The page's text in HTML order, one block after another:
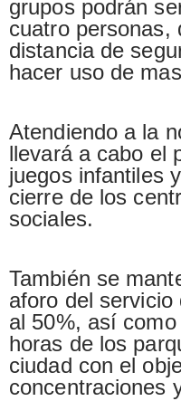
grupos podrán
cuatro personas,
distancia de
hacer uso de
Atendiendo a la
llevará a cabo el
juegos infantiles
cierre de los
sociales.
También se
aforo del
al 50%, así
horas de los
ciudad con el
concentraciones